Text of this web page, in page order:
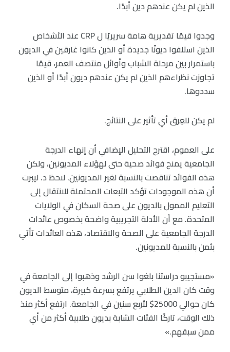
الذين لم يكن عندهم دين أبدًا.
وجدوا قيمًا تقديرية هامة سريريًا ل CRP عند الأشخاص
الذين استلفوا ديونًا جديدة أو الذين كانوا غارقين في الديون
باستمرار بين مرحلة الشباب وأوائل منتصف العمر، قيمًا
تجاوزت نظراءهم الذين لم يكن عندهم ديون أبدًا أو الذين
سددوها.
لم يكن للعِرق أي تأثير على النتائج.
على العموم، اقترح التحليل الإضافي أن إنهاء الدرجة
الجامعية يمنح فوائد صحية حتى لهؤلاء المديونين، ولكن
هذه الفوائد تناقصت بالنسبة لغير المديونين. لاحظ د. ليبرت
أن هذه الموجودات تؤكد التبعات المحتملة للانتقال إلى
التعليم الممول بالديون على صحة السكان في الولايات
المتحدة. مع أن الأدلة التجريبية واضحة بخصوص عائدات
الدرجة الجامعية على الصحة والاقتصاد، هذه العائدات تأتي
بثمن بالنسبة للمديونين.
«مستجيبو دراستنا بلغوا سن الرشد وذهبوا إلى الجامعة في
وقت كان الدين الطلابي يرتفع بسرعة كبيرة، متوسط الديون
كان حوالي 25000$ لأربع سنين في الجامعة. ارتفع أكثر منذ
ذلك الوقت، تاركًا الفئات الشابة بديون طلابية أكثر من أي
ممن سبقهم.»